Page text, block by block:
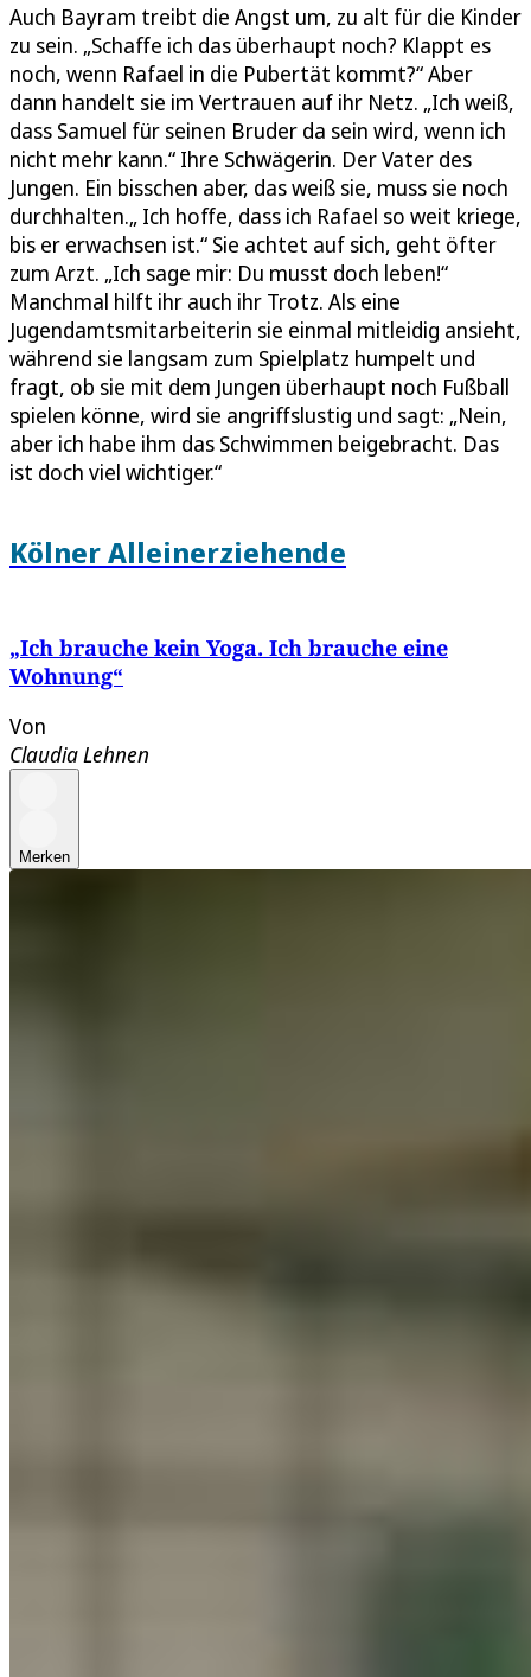
Auch Bayram treibt die Angst um, zu alt für die Kinder
zu sein. „Schaffe ich das überhaupt noch? Klappt es
noch, wenn Rafael in die Pubertät kommt?“ Aber
dann handelt sie im Vertrauen auf ihr Netz. „Ich weiß,
dass Samuel für seinen Bruder da sein wird, wenn ich
nicht mehr kann.“ Ihre Schwägerin. Der Vater des
Jungen. Ein bisschen aber, das weiß sie, muss sie noch
durchhalten.„ Ich hoffe, dass ich Rafael so weit kriege,
bis er erwachsen ist.“ Sie achtet auf sich, geht öfter
zum Arzt. „Ich sage mir: Du musst doch leben!“
Manchmal hilft ihr auch ihr Trotz. Als eine
Jugendamtsmitarbeiterin sie einmal mitleidig ansieht,
während sie langsam zum Spielplatz humpelt und
fragt, ob sie mit dem Jungen überhaupt noch Fußball
spielen könne, wird sie angriffslustig und sagt: „Nein,
aber ich habe ihm das Schwimmen beigebracht. Das
ist doch viel wichtiger.“
Kölner Alleinerziehende
„Ich brauche kein Yoga. Ich brauche eine
Wohnung“
Von
Claudia Lehnen
Merken